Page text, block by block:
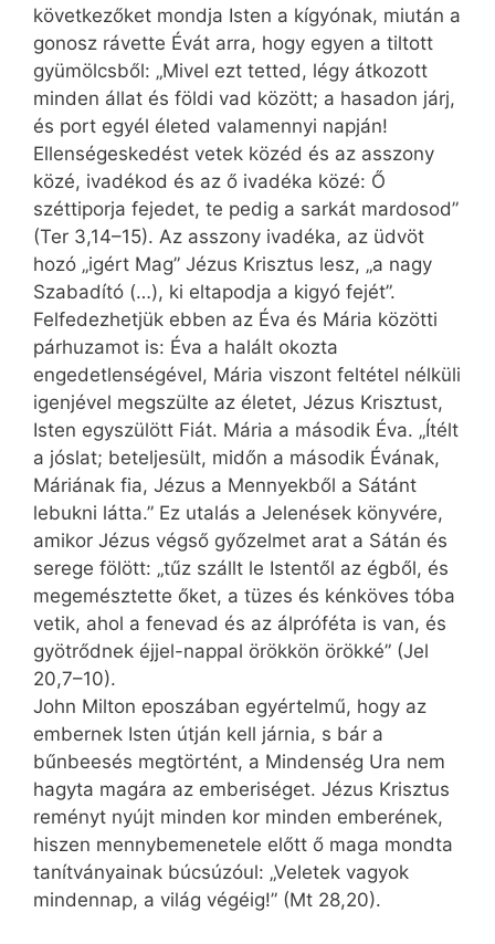
következőket mondja Isten a kígyónak, miután a
gonosz rávette Évát arra, hogy egyen a tiltott
gyümölcsből: „Mivel ezt tetted, légy átkozott
minden állat és földi vad között; a hasadon járj,
és port egyél életed valamennyi napján!
Ellenségeskedést vetek közéd és az asszony
közé, ivadékod és az ő ivadéka közé: Ő
széttiporja fejedet, te pedig a sarkát mardosod”
(Ter 3,14–15). Az asszony ivadéka, az üdvöt
hozó „igért Mag” Jézus Krisztus lesz, „a nagy
Szabadító (…), ki eltapodja a kigyó fejét”.
Felfedezhetjük ebben az Éva és Mária közötti
párhuzamot is: Éva a halált okozta
engedetlenségével, Mária viszont feltétel nélküli
igenjével megszülte az életet, Jézus Krisztust,
Isten egyszülött Fiát. Mária a második Éva. „Ítélt
a jóslat; beteljesült, midőn a második Évának,
Máriának fia, Jézus a Mennyekből a Sátánt
lebukni látta.” Ez utalás a Jelenések könyvére,
amikor Jézus végső győzelmet arat a Sátán és
serege fölött: „tűz szállt le Istentől az égből, és
megemésztette őket, a tüzes és kénköves tóba
vetik, ahol a fenevad és az álpróféta is van, és
gyötrődnek éjjel-nappal örökkön örökké” (Jel
20,7–10).
John Milton eposzában egyértelmű, hogy az
embernek Isten útján kell járnia, s bár a
bűnbeesés megtörtént, a Mindenség Ura nem
hagyta magára az emberiséget. Jézus Krisztus
reményt nyújt minden kor minden emberének,
hiszen mennybemenetele előtt ő maga mondta
tanítványainak búcsúzóul: „Veletek vagyok
mindennap, a világ végéig!” (Mt 28,20).